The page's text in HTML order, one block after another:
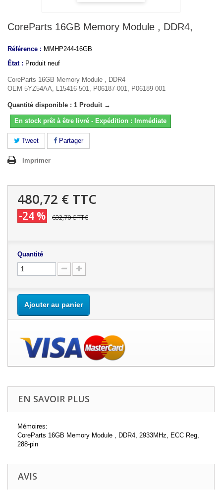
CoreParts 16GB Memory Module , DDR4,
Référence : MMHP244-16GB
État : Produit neuf
CoreParts 16GB Memory Module , DDR4
OEM 5YZ54AA, L15416-501, P06187-001, P06189-001
Quantité disponible : 1 Produit →
En stock prêt à être livré - Expédition : Immédiate
Tweet Partager
Imprimer
480,72 € TTC
-24 % 632,70 €TTC
Quantité
Ajouter au panier
EN SAVOIR PLUS
Mémoires:
CoreParts 16GB Memory Module , DDR4, 2933MHz, ECC Reg,
288-pin
AVIS